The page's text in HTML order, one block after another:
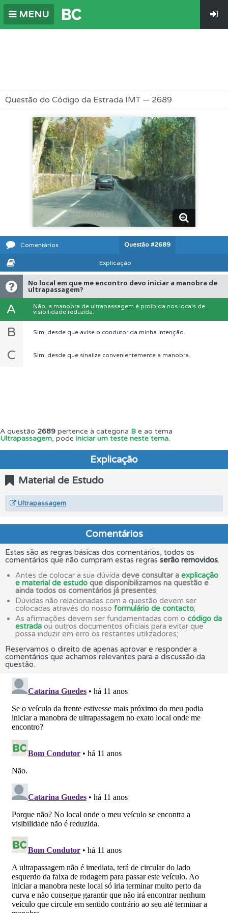
MENU
Questão do Código da Estrada IMT — 2689
Comentários Questão #2689
Explicação
No local em que me encontro devo iniciar a manobra de
ultrapassagem?
A
Não, a manobra de ultrapassagem é proibida nos locais de
visibilidade reduzida.
B Sim, desde que avise o condutor da minha intenção.
C Sim, desde que sinalize convenientemente a manobra.
A questão 2689 pertence à categoria B e ao tema
Ultrapassagem, pode iniciar um teste neste tema.
Explicação
Material de Estudo
Ultrapassagem
Comentários
Estas são as regras básicas dos comentários, todos os
comentários que não cumpram estas regras serão removidos.
Antes de colocar a sua dúvida deve consultar a explicação
e material de estudo que disponibilizamos na questão e
ainda todos os comentários já presentes;
Dúvidas não relacionadas com a questão devem ser
colocadas através do nosso formulário de contacto;
As afirmações devem ser fundamentadas com o código da
estrada ou outros documentos oficiais para evitar que
possa induzir em erro os restantes utilizadores;
Reservamos o direito de apenas aprovar e responder a
comentários que achamos relevantes para a discussão da
questão.